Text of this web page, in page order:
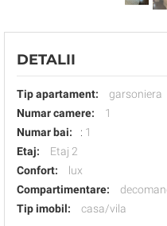
DETALII
Tip apartament:
garsoniera
Numar camere:
1
Numar bai:
: 1
Etaj:
Etaj 2
Confort:
lux
Compartimentare:
Tip imobil:
casa/vila